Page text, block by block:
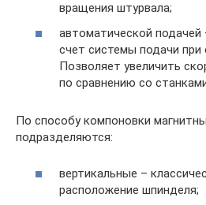
вращения штурвала;
автоматической
счет системы подачи при
Позволяет увеличить
по сравнению со
По способу компоновки
подразделяются:
вертикальные –
расположение шпинделя;